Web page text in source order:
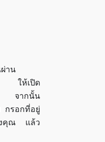
าน
ม ให้เปิด
ก จากนั้น
รอกที่อยู่
งคุณ แล้ว